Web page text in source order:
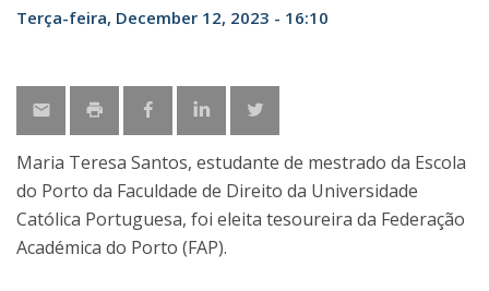
Terça-feira, December 12, 2023 - 16:10
Maria Teresa Santos, estudante de mestrado da Escola
do Porto da Faculdade de Direito da Universidade
Católica Portuguesa, foi eleita tesoureira da Federação
Académica do Porto (FAP).